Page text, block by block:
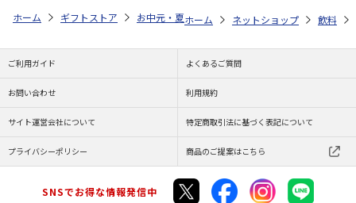
ホーム ギフトストア お中元・夏ギフト特集 2026 ゆうゆうギフト
ホーム ネットショップ 飲料
ご利用ガイド よくあるご質問
お問い合わせ 利用規約
サイト運営会社について 特定商取引法に基づく表記について
プライバシーポリシー 商品のご提案はこちら
SNSでお得な情報発信中